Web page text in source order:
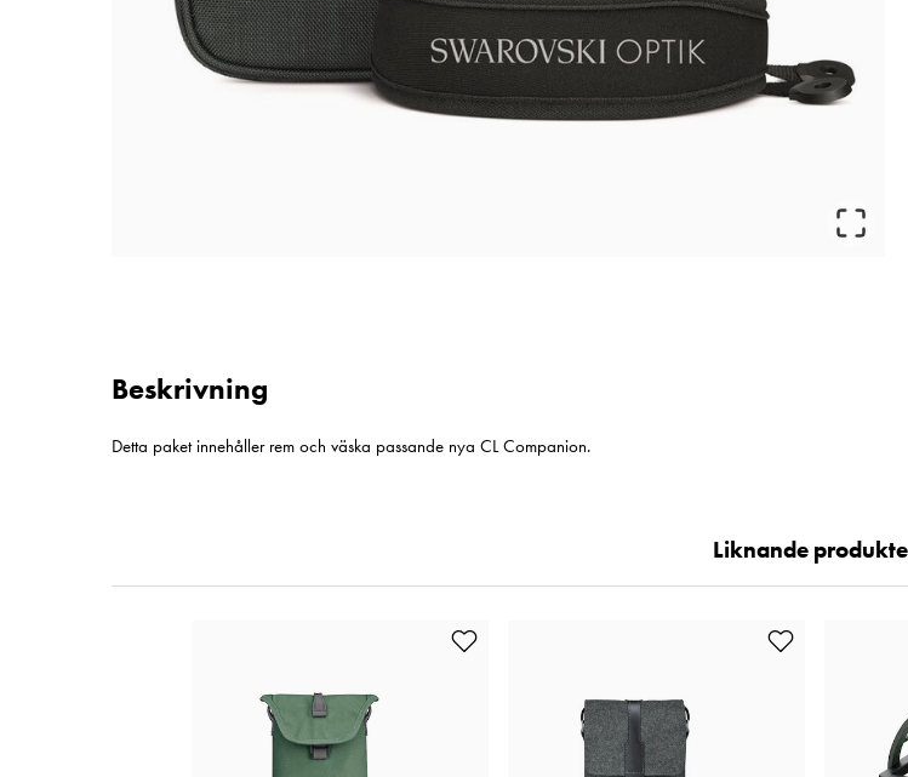
Beskrivning
Detta paket innehåller rem och väska passande nya CL Companion.
Liknande